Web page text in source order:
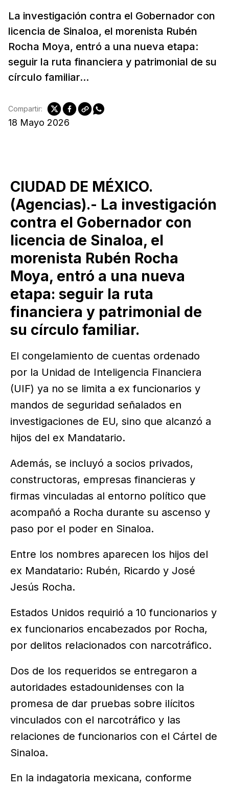
La investigación contra el Gobernador con
licencia de Sinaloa, el morenista Rubén
Rocha Moya, entró a una nueva etapa:
seguir la ruta financiera y patrimonial de su
círculo familiar...
18 Mayo 2026
Compartir:
CIUDAD DE MÉXICO.
(Agencias).- La investigación
contra el Gobernador con
licencia de Sinaloa, el
morenista Rubén Rocha
Moya, entró a una nueva
etapa: seguir la ruta
financiera y patrimonial de
su círculo familiar.
El congelamiento de cuentas ordenado
por la Unidad de Inteligencia Financiera
(UIF) ya no se limita a ex funcionarios y
mandos de seguridad señalados en
investigaciones de EU, sino que alcanzó a
hijos del ex Mandatario.
Además, se incluyó a socios privados,
constructoras, empresas financieras y
firmas vinculadas al entorno político que
acompañó a Rocha durante su ascenso y
paso por el poder en Sinaloa.
Entre los nombres aparecen los hijos del
ex Mandatario: Rubén, Ricardo y José
Jesús Rocha.
Estados Unidos requirió a 10 funcionarios y
ex funcionarios encabezados por Rocha,
por delitos relacionados con narcotráfico.
Dos de los requeridos se entregaron a
autoridades estadounidenses con la
promesa de dar pruebas sobre ilícitos
vinculados con el narcotráfico y las
relaciones de funcionarios con el Cártel de
Sinaloa.
En la indagatoria mexicana, conforme